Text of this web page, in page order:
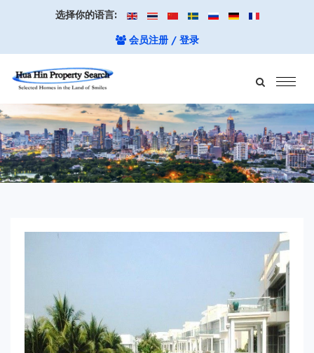
选择你的语言:
会员注册 / 登录